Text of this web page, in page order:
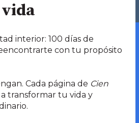
interior: 100 días de
con tu propósito
Cada página de Cien
transformar tu vida y